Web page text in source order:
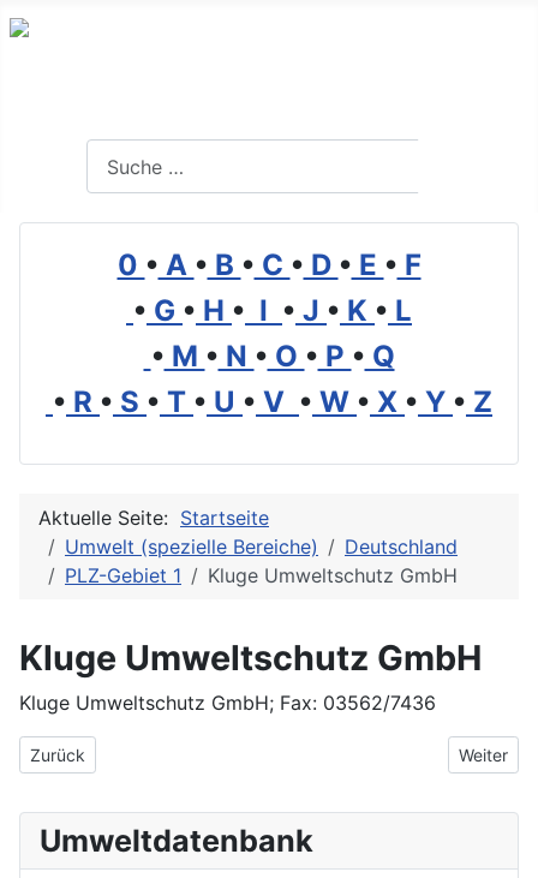
0 • A • B • C • D • E • F
• G • H • I • J • K • L
• M • N • O • P • Q
• R • S • T • U • V • W • X • Y • Z
Aktuelle Seite: Startseite
Umwelt (spezielle Bereiche)
Deutschland
PLZ-Gebiet 1
Kluge Umweltschutz GmbH
Kluge Umweltschutz GmbH
Kluge Umweltschutz GmbH; Fax: 03562/7436
Vorheriger Beitrag: Kluge Umweltschutz GmbH
Zurück Nächster
Weiter
Umweltdatenbank